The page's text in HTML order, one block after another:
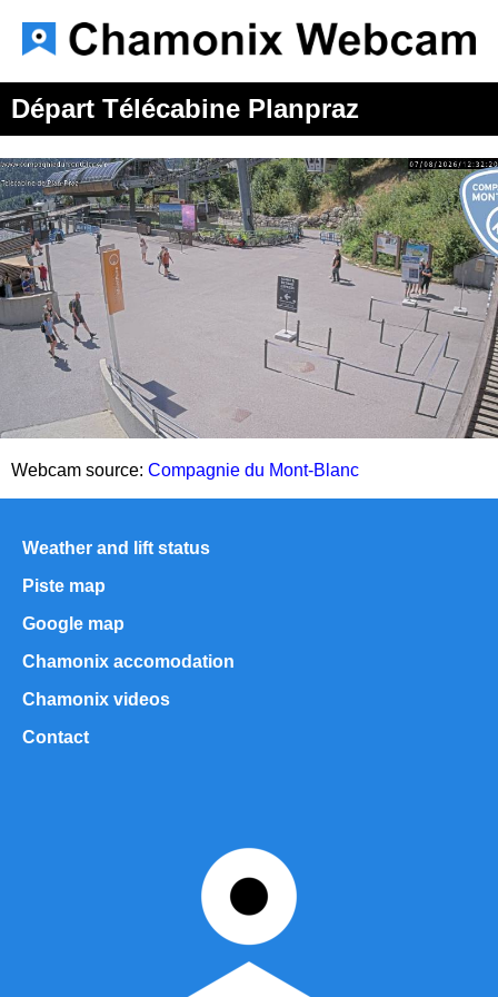
Départ Télécabine Planpraz
Webcam source: Compagnie du Mont-Blanc
Weather and lift status
Piste map
Google map
Chamonix accomodation
Chamonix videos
Contact